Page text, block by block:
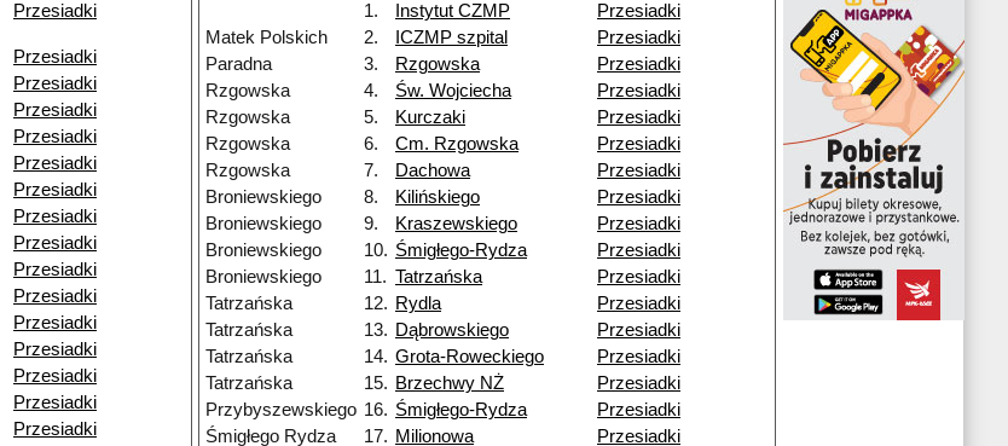
Przesiadki
Przesiadki
Przesiadki
Przesiadki
Przesiadki
Przesiadki
Przesiadki
Przesiadki
Przesiadki
Przesiadki
Przesiadki
Przesiadki
Przesiadki
Przesiadki
Przesiadki
Przesiadki
1.
Instytut CZMP
Przesiadki
Matek Polskich
2. ICZMP szpital
Przesiadki
Paradna
3. Rzgowska
Przesiadki
Rzgowska
4. Św. Wojciecha
Przesiadki
Rzgowska
5. Kurczaki
Przesiadki
Rzgowska
6. Cm. Rzgowska
Przesiadki
Rzgowska
7. Dachowa
Przesiadki
Broniewskiego
8. Kilińskiego
Przesiadki
Broniewskiego
9. Kraszewskiego
Przesiadki
Broniewskiego
10. Śmigłego-Rydza
Przesiadki
Broniewskiego
11. Tatrzańska
Przesiadki
Tatrzańska
12. Rydla
Przesiadki
Tatrzańska
13. Dąbrowskiego
Przesiadki
Tatrzańska
14. Grota-Roweckiego
Przesiadki
Tatrzańska
15. Brzechwy NŻ
Przesiadki
Przybyszewskiego 16. Śmigłego-Rydza
Przesiadki
Śmigłego Rydza
17. Milionowa
Przesiadki